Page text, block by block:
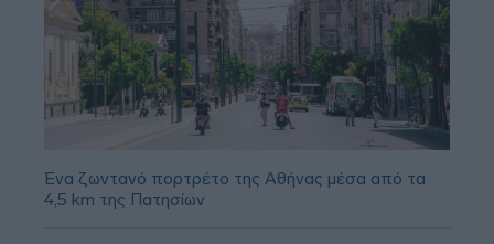
Ένα ζωντανό πορτρέτο της Αθήνας μέσα από τα
4,5 km της Πατησίων